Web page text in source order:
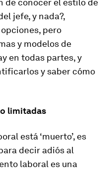
de conocer el estilo de
jefe, y nada?,
pero
y modelos de
en todas partes, y
y saber cómo
limitadas
está ‘muerto’, es
decir adiós al
laboral es una